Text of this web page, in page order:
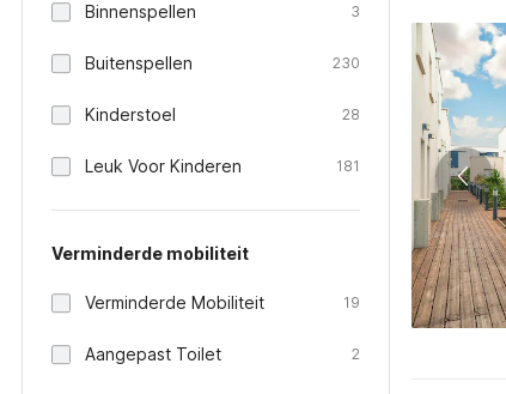
Binnenspellen 3
Buitenspellen 230
Kinderstoel 28
Leuk Voor Kinderen 181
Verminderde mobiliteit
Verminderde Mobiliteit 19
Aangepast Toilet 2